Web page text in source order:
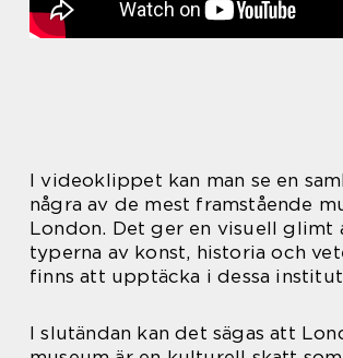
I videoklippet kan man se en
några av de mest framstående
London. Det ger en visuell glimt
typerna av konst, historia och
finns att upptäcka i dessa
I slutändan kan det sägas att